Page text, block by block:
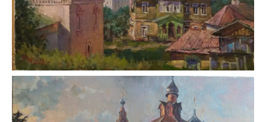
«Вид на Кремль в Суздале»